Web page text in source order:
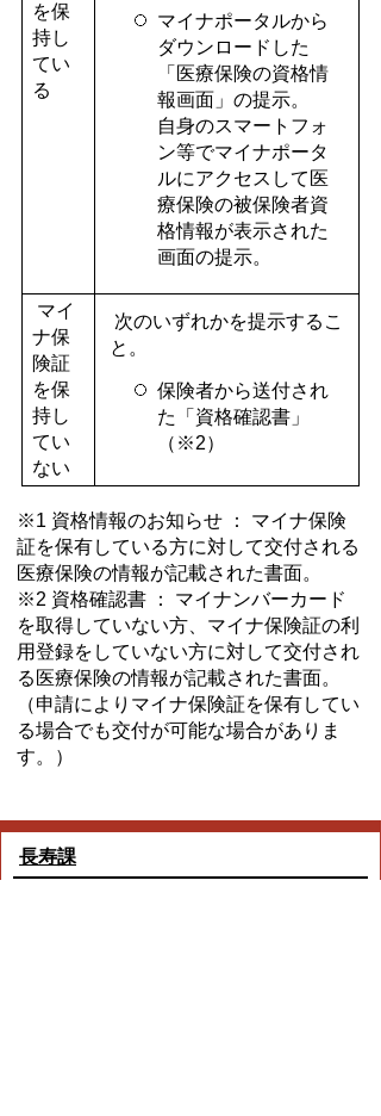
を保
持し
てい
る
マイナポータルから
ダウンロードした
「医療保険の資格情
報画面」の提示。
自身のスマートフォ
ン等でマイナポータ
ルにアクセスして医
療保険の被保険者資
格情報が表示された
画面の提示。
マイ
ナ保
険証
を保
持し
てい
ない
次のいずれかを提示するこ
と。
保険者から送付され
た「資格確認書」
（※2）
※1 資格情報のお知らせ ： マイナ保険
証を保有している方に対して交付される
医療保険の情報が記載された書面。
※2 資格確認書 ： マイナンバーカード
を取得していない方、マイナ保険証の利
用登録をしていない方に対して交付され
る医療保険の情報が記載された書面。
（申請によりマイナ保険証を保有してい
る場合でも交付が可能な場合がありま
す。）
長寿課